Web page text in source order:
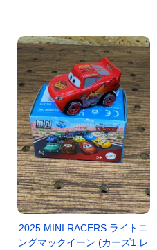
2025 MINI RACERS ライトニ
ングマックイーン (カーズ1 レ